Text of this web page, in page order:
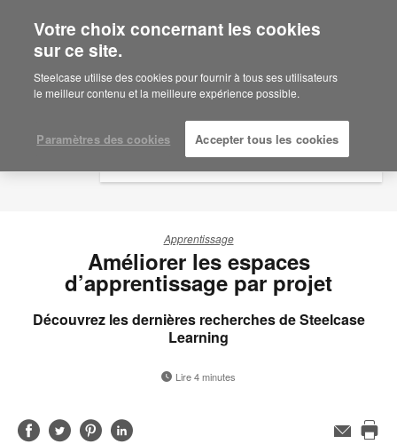
Are you in United States?
Would you like to see Products we sell in
your region?
English
Español
Apprentissage
Améliorer les espaces
d’apprentissage par projet
Découvrez les dernières recherches de Steelcase
Learning
Lire 4 minutes
Partager
PartagerPartagerPartager
Adresse
Votre choix concernant les cookies
sur ce site.
Steelcase utilise des cookies pour fournir à tous ses utilisateurs
le meilleur contenu et la meilleure expérience possible.
Paramètres des cookies Accepter tous les cookies